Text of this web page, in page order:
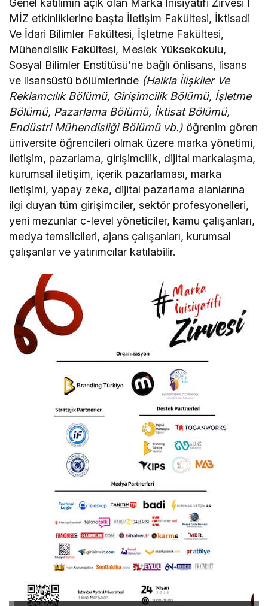
Genel katılımın açık olan Marka İnisiyatifi Zirvesi I
MİZ etkinliklerine başta İletişim Fakültesi, İktisadi
Ve İdari Bilimler Fakültesi, İşletme Fakültesi,
Mühendislik Fakültesi, Meslek Yüksekokulu,
Sosyal Bilimler Enstitüsü’ne bağlı önlisans, lisans
ve lisansüstü bölümlerinde (Halkla İlişkiler Ve
Reklamcılık Bölümü, Girişimcilik Bölümü, İşletme
Bölümü, Pazarlama Bölümü, İktisat Bölümü,
Endüstri Mühendisliği Bölümü vb.) öğrenim gören
üniversite öğrencileri olmak üzere marka yönetimi,
iletişim, pazarlama, girişimcilik, dijital markalaşma,
kurumsal iletişim, içerik pazarlaması, marka
iletişimi, yapay zeka, dijital pazarlama alanlarına
ilgi duyan tüm girişimciler, sektör profesyonelleri,
yeni mezunlar c-level yöneticiler, kamu çalışanları,
medya temsilcileri, ajans çalışanları, kurumsal
çalışanlar ve yatırımcılar katılabilir.